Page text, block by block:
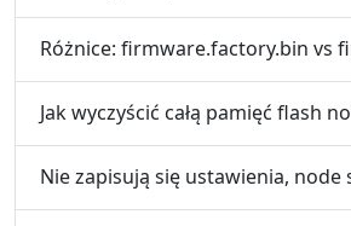
Różnice: firmware.factory.bin vs
Jak wyczyścić całą pamięć flash
Nie zapisują się ustawienia, node